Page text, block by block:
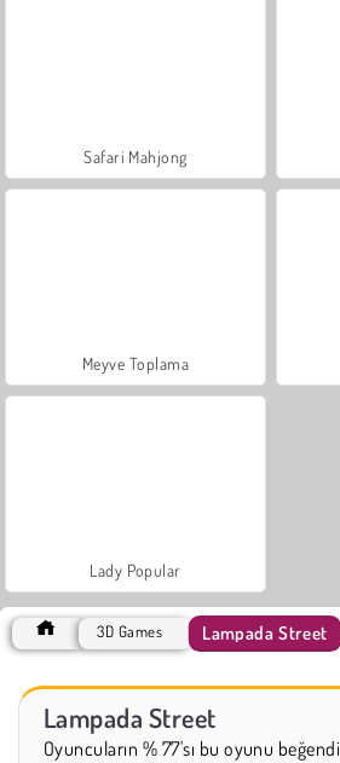
Safari Mahjong
Meyve Toplama
Lady Popular
3D Games Lampada Street
Lampada Street
Oyuncuların % 77'sı bu oyunu beğendi